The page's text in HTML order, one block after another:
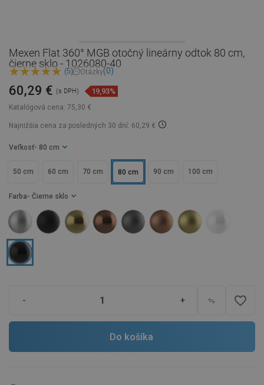
Mexen Flat 360° MGB otočný lineárny odtok 80 cm,
čierne sklo - 1026080-40
(5) Otázky(0)
Katalógová cena: 75,30 €
60,29 € (s DPH) 19,93%
Najnižšia cena za posledných 30 dní: 60,29 €
Veľkosť - 80 cm
50 cm 60 cm 70 cm 80 cm 90 cm 100 cm
Farba - Čierne sklo
- + favorite_border
Do košíka